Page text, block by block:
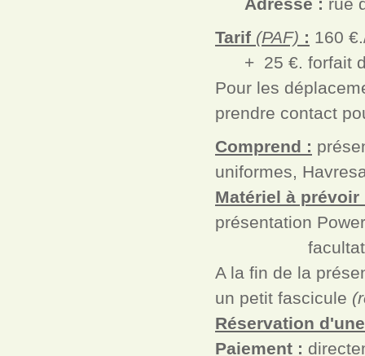
Tarif (PAF) : 160
+ 25 €. forfait
Pour les
prendre contact
Comprend :
uniformes,
Matériel à prévoir
présentation
A la fin de la
un petit fascicule
Réservation
Paiement :